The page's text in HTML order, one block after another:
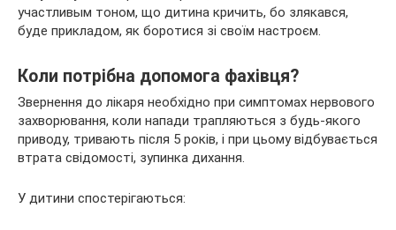
участливым тоном, що дитина кричить, бо злякався,
буде прикладом, як боротися зі своїм настроєм.
Коли потрібна допомога фахівця?
Звернення до лікаря необхідно при симптомах нервового
захворювання, коли напади трапляються з будь-якого
приводу, тривають після 5 років, і при цьому відбувається
втрата свідомості, зупинка дихання.
У дитини спостерігаються: